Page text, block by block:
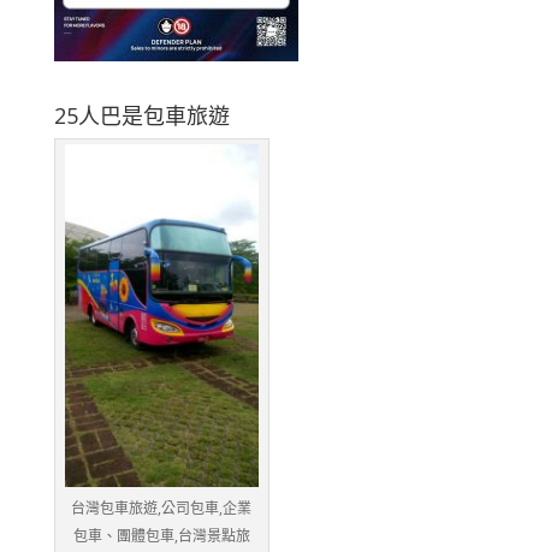
25人巴是包車旅遊
台灣包車旅遊,公司包車,企業
包車、團體包車,台灣景點旅